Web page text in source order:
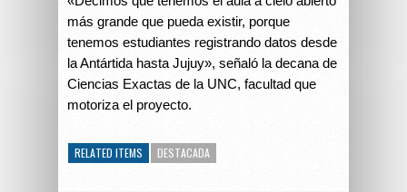
más grande que pueda existir, porque
tenemos estudiantes registrando datos desde
la Antártida hasta Jujuy», señaló la decana de
Ciencias Exactas de la UNC, facultad que
motoriza el proyecto.
RELATED ITEMS DESTACADA